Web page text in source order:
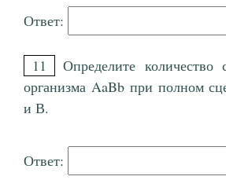
Ответ:
11
Определите количество
организма AaBb при полном
и В.
Ответ: